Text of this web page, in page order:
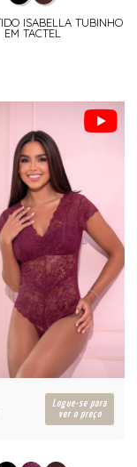
ISABELLA TUBINHO
EM TACTEL
Logue-se para
ver o preço